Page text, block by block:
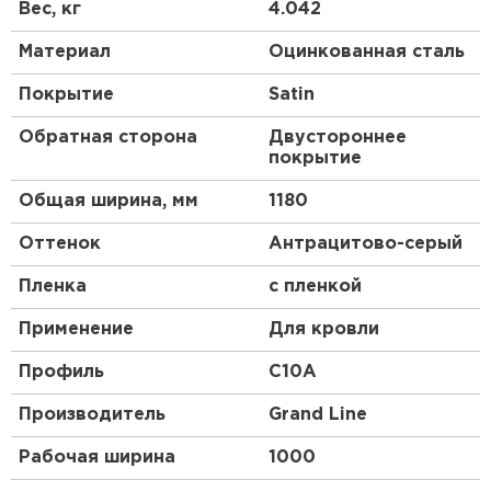
Получаются они после проката на оборудовании,
их высота и форма зависят от назначения и типа
стройматериала.
Профлист, изготовленный по всем стандартам,
имеет нескольких слоев:
основа из низколегированной стали;
цинковый слой;
обработка антикоррозийным составом;
состоящим из смеси синтетических смол и
пластмассы.
Вес, кг 4.042
Материал Оцинкованная сталь
Покрытие Satin
Обратная сторона
Двустороннее
покрытие
Общая ширина, мм 1180
Оттенок Антрацитово-серый
Пленка с пленкой
Применение Для кровли
Профиль C10A
Производитель Grand Line
Рабочая ширина 1000